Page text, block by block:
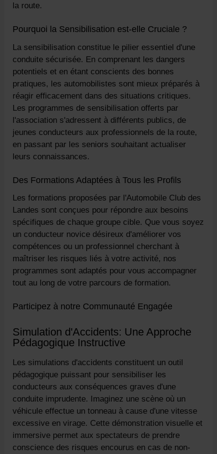
la route.
Pourquoi la Sensibilisation est-elle Cruciale ?
La sensibilisation constitue le pilier essentiel d'une
conduite sécurisée. En comprenant les dangers
potentiels et en étant conscients des bonnes
pratiques, les automobilistes sont mieux préparés à
réagir efficacement dans des situations critiques.
Les programmes de sensibilisation offerts par
l'association s'adressent à différents publics, de
jeunes conducteurs aux professionnels de la route,
en passant par les seniors souhaitant actualiser
leurs connaissances.
Des Formations Adaptées à Tous les Profils
Les formations proposées par l'Automobile Club des
Landes sont conçues pour répondre aux besoins
spécifiques de chaque groupe cible. Que vous soyez
un conducteur novice désireux d'améliorer vos
compétences ou un professionnel cherchant à
maîtriser les risques liés à votre activité, nos
programmes sont adaptés pour vous accompagner
tout au long de votre parcours de formation.
Participez à notre Communauté Engagée
Simulation d'Accidents: Une Approche
Pédagogique Instructive
Les simulations d'accidents constituent un outil
pédagogique puissant pour sensibiliser les
conducteurs aux conséquences graves d'une
conduite imprudente. Imaginez une scène où un
véhicule effectue un tonneau à cause d'une vitesse
excessive en virage. Cette démonstration visuelle et
immersive permet aux spectateurs de prendre
conscience des risques encourus en cas de non-